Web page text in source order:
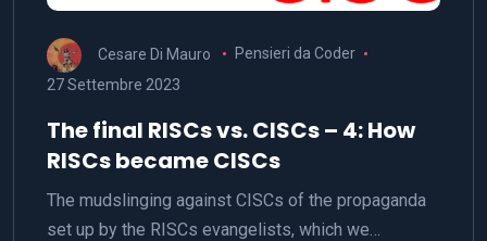
Cesare Di Mauro
Pensieri da Coder
27 Settembre 2023
The final RISCs vs. CISCs – 4: How
RISCs became CISCs
The mudslinging against CISCs of the propaganda
set up by the RISCs evangelists, which we…